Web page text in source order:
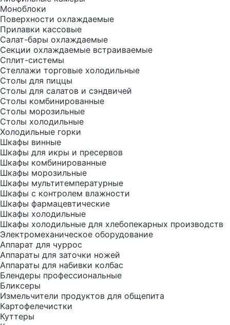
Моноблоки
Поверхности охлаждаемые
Прилавки кассовые
Салат-бары охлаждаемые
Секции охлаждаемые встраиваемые
Сплит-системы
Стеллажи торговые холодильные
Столы для пиццы
Столы для салатов и сэндвичей
Столы комбинированные
Столы морозильные
Столы холодильные
Холодильные горки
Шкафы винные
Шкафы для икры и пресервов
Шкафы комбинированные
Шкафы морозильные
Шкафы мультитемпературные
Шкафы с контролем влажности
Шкафы фармацевтические
Шкафы холодильные
Шкафы холодильные для хлебопекарных производств
Электрoмеханическое оборудование
Аппарат для чуррос
Аппараты для заточки ножей
Аппараты для набивки колбас
Блендеры профессиональные
Бликсеры
Измельчители продуктов для общепита
Картофелечистки
Куттеры